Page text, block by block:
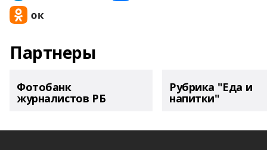
Партнеры
Фотобанк
журналистов РБ
Рубрика "Еда и
напитки"